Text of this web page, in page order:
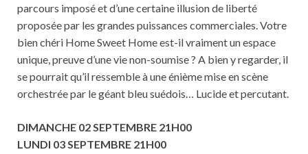
parcours imposé et d’une certaine illusion de liberté
proposée par les grandes puissances commerciales. Votre
bien chéri Home Sweet Home est-il vraiment un espace
unique, preuve d’une vie non-soumise ? A bien y regarder, il
se pourrait qu’il ressemble à une énième mise en scène
orchestrée par le géant bleu suédois… Lucide et percutant.
DIMANCHE 02 SEPTEMBRE 21H00
LUNDI 03 SEPTEMBRE 21H00